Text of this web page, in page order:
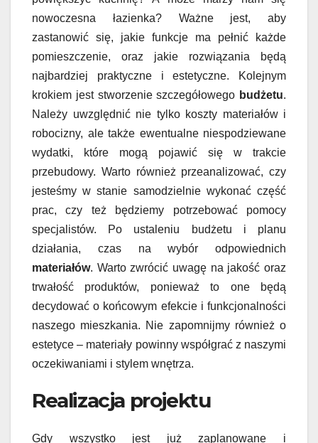
nowoczesna łazienka? Ważne jest, aby
zastanowić się, jakie funkcje ma pełnić każde
pomieszczenie, oraz jakie rozwiązania będą
najbardziej praktyczne i estetyczne. Kolejnym
krokiem jest stworzenie szczegółowego budżetu.
Należy uwzględnić nie tylko koszty materiałów i
robocizny, ale także ewentualne niespodziewane
wydatki, które mogą pojawić się w trakcie
przebudowy. Warto również przeanalizować, czy
jesteśmy w stanie samodzielnie wykonać część
prac, czy też będziemy potrzebować pomocy
specjalistów. Po ustaleniu budżetu i planu
działania, czas na wybór odpowiednich
materiałów. Warto zwrócić uwagę na jakość oraz
trwałość produktów, ponieważ to one będą
decydować o końcowym efekcie i funkcjonalności
naszego mieszkania. Nie zapomnijmy również o
estetyce – materiały powinny współgrać z naszymi
oczekiwaniami i stylem wnętrza.
Realizacja projektu
Gdy wszystko jest już zaplanowane i